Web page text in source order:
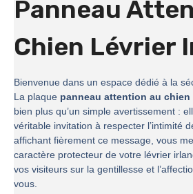
Panneau
Chien Lévrier
Bienvenue dans un espace dédié à la
La plaque panneau attention au
bien plus qu’un simple avertissement :
véritable invitation à respecter l’intimité
affichant fièrement ce message, vous
caractère protecteur de votre lévrier
vos visiteurs sur la gentillesse et
vous.